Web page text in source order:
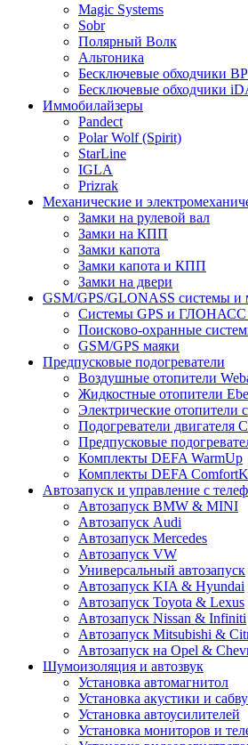
Magic Systems
Sobr
Полярный Волк
Альтоника
Бесключевые обходчики
Бесключевые обходчики
Иммобилайзеры
Pandect
Polar Wolf (Spirit)
StarLine
IGLA
Prizrak
Механические и
Замки на рулевой вал
Замки на КПП
Замки капота
Замки капота и КПП
Замки на двери
GSM/GPS/GLONASS системы и
Системы GPS и ГЛОНАСС
Поисково-охранные
GSM/GPS маяки
Предпусковые подогреватели
Воздушные отопители
Жидкостные отопители
Электрические отопители
Подогреватели двигателя
Предпусковые
Комплекты DEFA WarmUp
Комплекты DEFA
Автозапуск и управление с
Автозапуск BMW & MINI
Автозапуск Audi
Автозапуск Mercedes
Автозапуск VW
Универсальный автозапуск
Автозапуск KIA & Hyundai
Автозапуск Toyota & Lexus
Автозапуск Nissan & Infiniti
Автозапуск Mitsubishi &
Автозапуск на Opel &
Шумоизоляция и автозвук
Установка автомагнитол
Установка акустики и
Установка автоусилителей
Установка мониторов и